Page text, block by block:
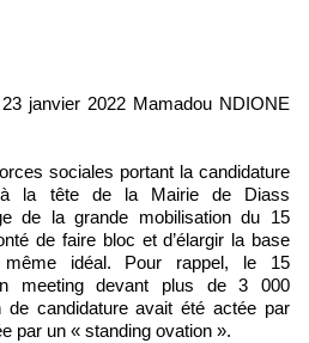
janvier 2022 Mamadou NDIONE
sociales portant la candidature
à la tête de la Mairie de Diass
de la grande mobilisation du 15
de faire bloc et d’élargir la base
même idéal. Pour rappel, le 15
meeting devant plus de 3 000
de candidature avait été actée par
par un « standing ovation ».